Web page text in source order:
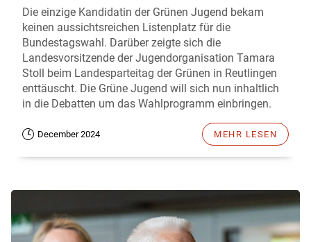
Die einzige Kandidatin der Grünen Jugend bekam
keinen aussichtsreichen Listenplatz für die
Bundestagswahl. Darüber zeigte sich die
Landesvorsitzende der Jugendorganisation Tamara
Stoll beim Landesparteitag der Grünen in Reutlingen
enttäuscht. Die Grüne Jugend will sich nun inhaltlich
in die Debatten um das Wahlprogramm einbringen.
December 2024 MEHR LESEN